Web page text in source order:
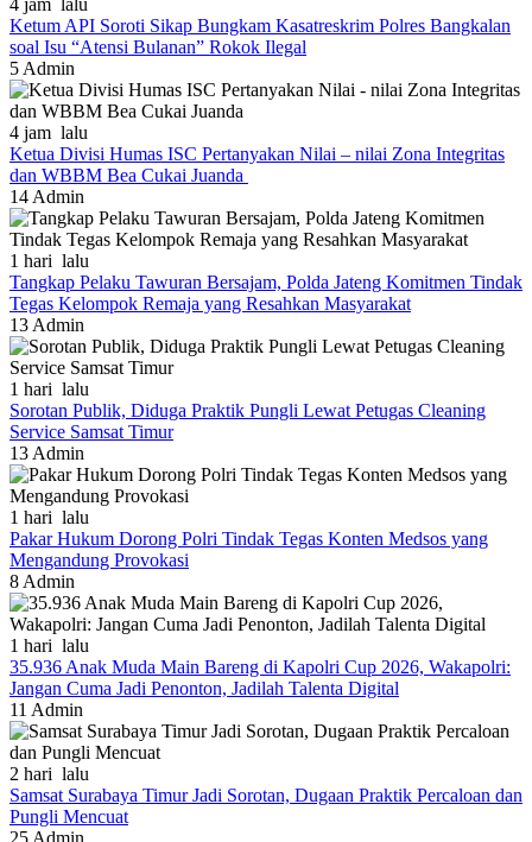
4 jam lalu
Ketum API Soroti Sikap Bungkam Kasatreskrim Polres Bangkalan
soal Isu “Atensi Bulanan” Rokok Ilegal
5 Admin
4 jam lalu
Ketua Divisi Humas ISC Pertanyakan Nilai – nilai Zona Integritas
dan WBBM Bea Cukai Juanda
14 Admin
1 hari lalu
Tangkap Pelaku Tawuran Bersajam, Polda Jateng Komitmen Tindak
Tegas Kelompok Remaja yang Resahkan Masyarakat
13 Admin
1 hari lalu
Sorotan Publik, Diduga Praktik Pungli Lewat Petugas Cleaning
Service Samsat Timur
13 Admin
1 hari lalu
Pakar Hukum Dorong Polri Tindak Tegas Konten Medsos yang
Mengandung Provokasi
8 Admin
1 hari lalu
35.936 Anak Muda Main Bareng di Kapolri Cup 2026, Wakapolri:
Jangan Cuma Jadi Penonton, Jadilah Talenta Digital
11 Admin
2 hari lalu
Samsat Surabaya Timur Jadi Sorotan, Dugaan Praktik Percaloan dan
Pungli Mencuat
25 Admin